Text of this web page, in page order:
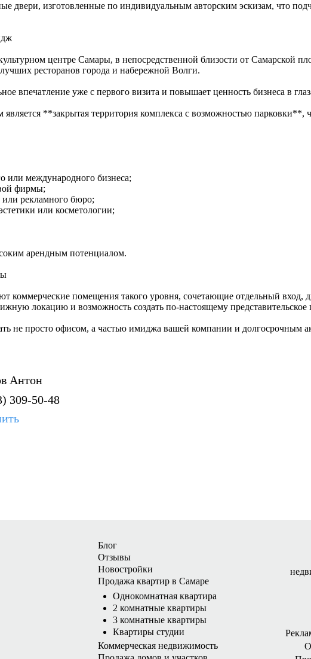
двери, изготовленные по индивидуальным авторским эскизам, что
центре Самары, в непосредственной близости от Самарской
ресторанов города и набережной Волги.
впечатление уже с первого визита и повышает ценность бизнеса в
**закрытая территория комплекса с возможностью парковки**,
или международного бизнеса;
фирмы;
или рекламного бюро;
или косметологии;
арендным потенциалом.
коммерческие помещения такого уровня, сочетающие отдельный вход,
локацию и возможность создать по-настоящему представительское
не просто офисом, а частью имиджа вашей компании и долгосрочным
Антон
309-50-48
Блог
Отзывы
Новостройки
Продажа квартир в Самаре
Однокомнатная квартира
2 комнатные квартиры
3 комнатные квартиры
Квартиры студии
Коммерческая недвижимость